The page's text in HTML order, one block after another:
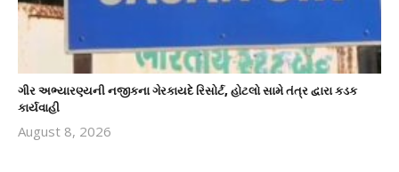
ગીર અભ્યારણ્યની નજીકના ગેરકાયદે રિસોર્ટ, હોટલો સામે તંત્ર દ્વારા કડક
કાર્યવાહી
August 8, 2026